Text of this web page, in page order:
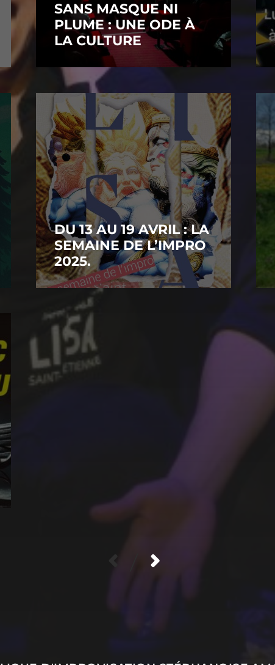
SANS MASQUE NI
PLUME : UNE ODE À
LA CULTURE
DU 13 AU 19 AVRIL : LA
SEMAINE DE L’IMPRO
2025.